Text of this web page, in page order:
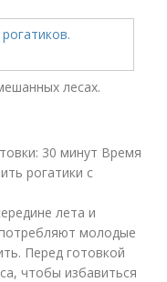
лесах.
30 минут Время
рогатики с
лета и
молодые
Перед готовкой
чтобы избавиться